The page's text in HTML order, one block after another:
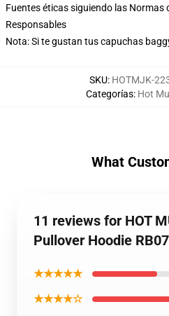
Fuentes éticas siguiendo las Normas
Responsables
Nota: Si te gustan tus capuchas
SKU: HOTMJK-
Categorías: Hot
What
11 reviews for HOT
Pullover Hoodie
★★★★★
★★★★☆